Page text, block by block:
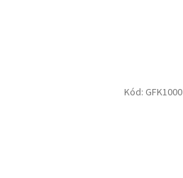
Kód: GFK1000